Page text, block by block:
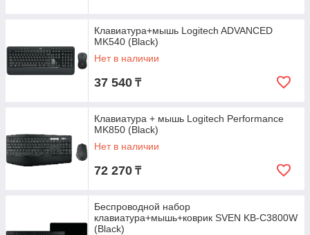
Клавиатура+мышь Logitech ADVANCED
MK540 (Black)
Нет в наличии
37 540 ₸
Клавиатура + мышь Logitech Performance
MK850 (Black)
Нет в наличии
72 270 ₸
Беспроводной набор
клавиатура+мышь+коврик SVEN KB-C3800W
(Black)